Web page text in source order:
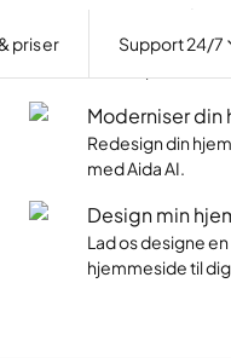
priser Support 24/7
Lav din egen
Moderniser din
Redesign din
med Aida AI.
Design min
Lad os designe
hjemmeside til
E-mail •4 min.